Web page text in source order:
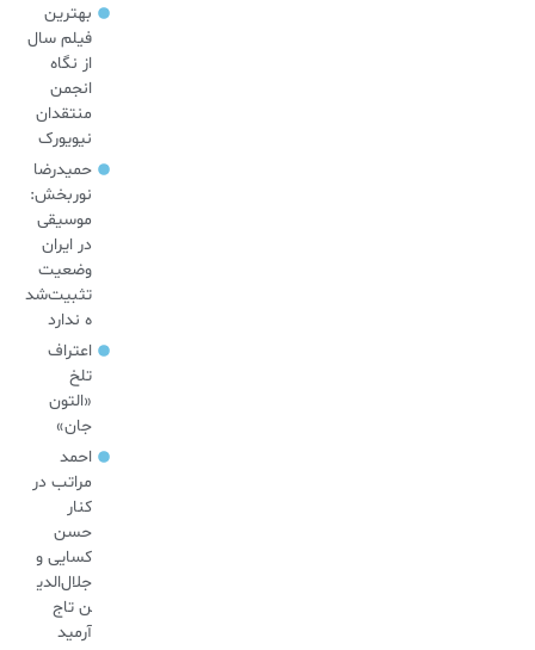
بهترین
فیلم سال
از نگاه
انجمن
منتقدان
نیویورک
حمیدرضا
نوربخش:
موسیقی
در ایران
وضعیت
تثبیت‌شد
ه ندارد
اعتراف
تلخ
«التون
جان»
احمد
مراتب در
کنار
حسن
کسایی و
جلال‌الدی
ن تاج
آرمید